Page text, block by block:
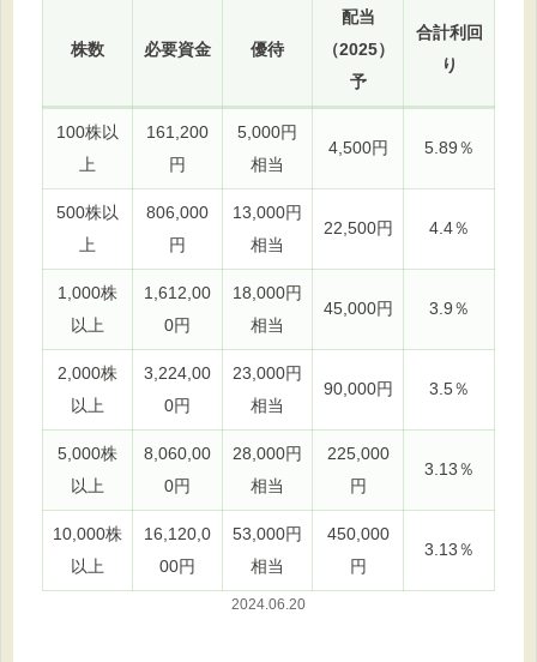
株数 必要資金 優待
配当
（2025）
予
合計利回
り
100株以
上
161,200
円
5,000円
相当
4,500円 5.89％
500株以
上
806,000
円
13,000円
相当
22,500円 4.4％
1,000株
以上
1,612,00
0円
18,000円
相当
45,000円 3.9％
2,000株
以上
3,224,00
0円
23,000円
相当
90,000円 3.5％
5,000株
以上
8,060,00
0円
28,000円
相当
225,000
円
3.13％
10,000株
以上
16,120,0
00円
53,000円
相当
450,000
円
3.13％
2024.06.20